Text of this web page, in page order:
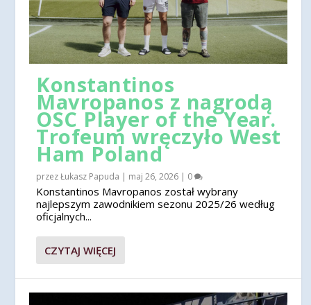
Konstantinos
Mavropanos z nagrodą
OSC Player of the Year.
Trofeum wręczyło West
Ham Poland
przezŁukasz Papuda | maj 26, 2026 | 0
Konstantinos Mavropanos został wybrany
najlepszym zawodnikiem sezonu 2025/26 według
oficjalnych...
CZYTAJ WIĘCEJ